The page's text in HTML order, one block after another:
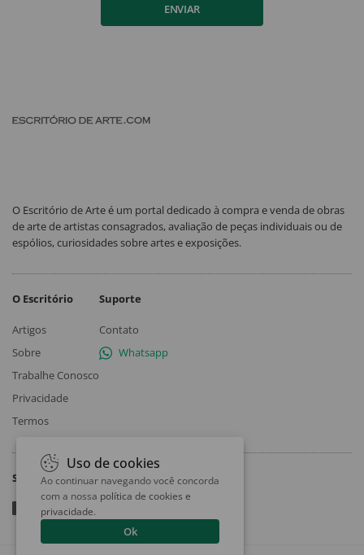
ENVIAR
O Escritório de Arte é um portal dedicado à compra e venda de obras
de arte de artistas consagrados, avaliação de peças individuais ou de
espólios, curiosidades sobre artes e exposições.
O Escritório
Artigos
Sobre
Trabalhe Conosco
Privacidade
Termos
Suporte
Contato
Whatsapp
Siga
Uso de cookies
Ao continuar navegando você concorda
com a nossa política de cookies e
privacidade.
Ok